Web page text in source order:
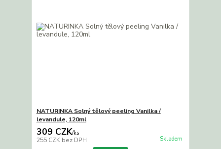
NATURINKA Solný tělový peeling Vanilka /
levandule, 120ml
309 CZK/ks
255 CZK bez DPH Skladem